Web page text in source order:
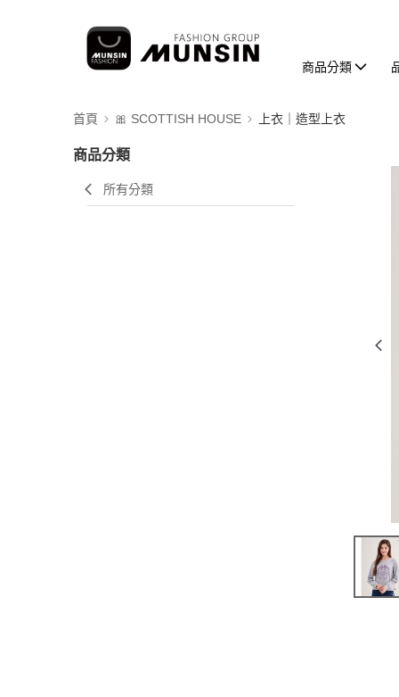
商品分類
首頁 🎀 SCOTTISH HOUSE 上衣｜造型上衣
商品分類
所有分類